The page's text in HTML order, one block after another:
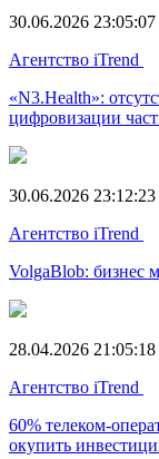
30.06.2026 23:05:07
Агентство iTrend
«N3.Health»:
цифровизации
30.06.2026 23:12:23
Агентство iTrend
VolgaBlob: бизнес
28.04.2026 21:05:18
Агентство iTrend
60% телеком-
окупить